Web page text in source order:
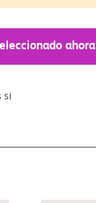
ahora
si